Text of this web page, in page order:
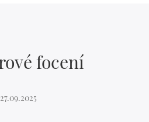
focení
27.09.2025